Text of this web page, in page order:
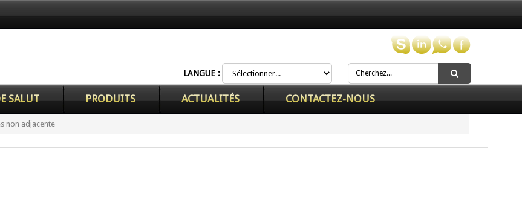
LANGUE :
SALUT PRODUITS ACTUALITÉS CONTACTEZ-NOUS
non adjacente